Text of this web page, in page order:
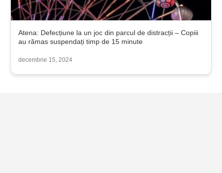
Atena: Defecțiune la un joc din parcul de distracții – Copiii
au rămas suspendați timp de 15 minute
decembrie 15, 2024